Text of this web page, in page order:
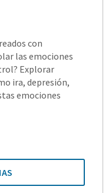
con
las emociones
Explorar
ira, depresión,
emociones